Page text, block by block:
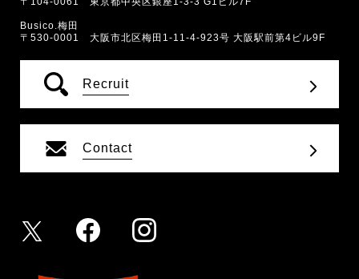
Busico.梅田
〒530-0001 大阪市北区梅田1-11-4-923号 大阪駅前第4ビル9F
Recruit
Contact